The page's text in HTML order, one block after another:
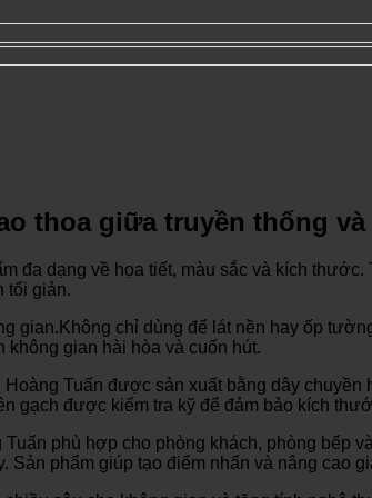
thoa giữa truyền thống
đa dạng về họa tiết, màu sắc và kích
tối giản.
gian.Không chỉ dùng để lát nền hay ốp
không gian hài hòa và cuốn hút.
Tuấn được sản xuất bằng dây
gạch được kiểm tra kỹ để đảm bảo kích
phù hợp cho phòng khách, phòng bếp
phẩm giúp tạo điểm nhấn và nâng cao